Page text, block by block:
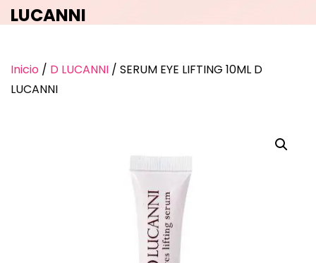
LUCANNI
Inicio / D LUCANNI / SERUM EYE LIFTING 10ML D
LUCANNI